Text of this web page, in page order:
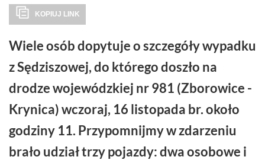
KOPIUJ LINK
Wiele osób dopytuje o szczegóły wypadku
z Sędziszowej, do którego doszło na
drodze wojewódzkiej nr 981 (Zborowice -
Krynica) wczoraj, 16 listopada br. około
godziny 11. Przypomnijmy w zdarzeniu
brało udział trzy pojazdy: dwa osobowe i